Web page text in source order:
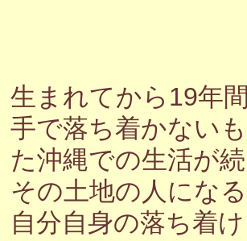
生まれてから19年
手で落ち着かない
た沖縄での生活が
その土地の人にな
自分自身の落ち着